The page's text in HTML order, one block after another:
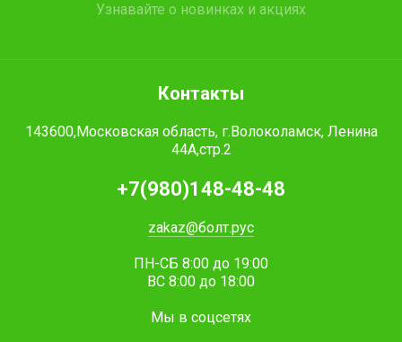
Узнавайте о новинках и акциях
Контакты
143600,Московская область, г.Волоколамск, Ленина
44А,стр.2
+7(980)148-48-48
zakaz@болт.рус
ПН-СБ 8:00 до 19:00
ВС 8:00 до 18:00
Мы в соцсетях